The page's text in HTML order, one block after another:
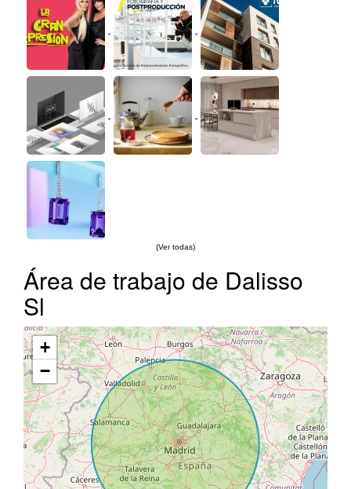
(Ver todas)
Área de trabajo de Dalisso
Sl
+
−